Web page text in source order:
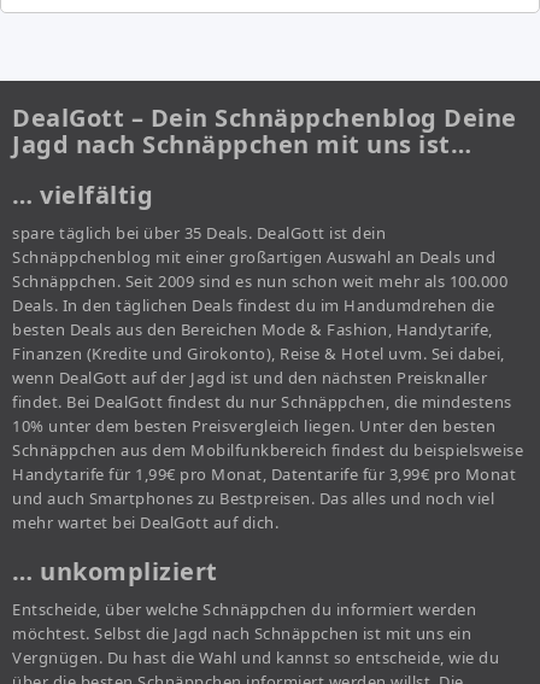
DealGott – Dein Schnäppchenblog Deine
Jagd nach Schnäppchen mit uns ist…
… vielfältig
spare täglich bei über 35 Deals. DealGott ist dein
Schnäppchenblog mit einer großartigen Auswahl an Deals und
Schnäppchen. Seit 2009 sind es nun schon weit mehr als 100.000
Deals. In den täglichen Deals findest du im Handumdrehen die
besten Deals aus den Bereichen Mode & Fashion, Handytarife,
Finanzen (Kredite und Girokonto), Reise & Hotel uvm. Sei dabei,
wenn DealGott auf der Jagd ist und den nächsten Preisknaller
findet. Bei DealGott findest du nur Schnäppchen, die mindestens
10% unter dem besten Preisvergleich liegen. Unter den besten
Schnäppchen aus dem Mobilfunkbereich findest du beispielsweise
Handytarife für 1,99€ pro Monat, Datentarife für 3,99€ pro Monat
und auch Smartphones zu Bestpreisen. Das alles und noch viel
mehr wartet bei DealGott auf dich.
… unkompliziert
Entscheide, über welche Schnäppchen du informiert werden
möchtest. Selbst die Jagd nach Schnäppchen ist mit uns ein
Vergnügen. Du hast die Wahl und kannst so entscheide, wie du